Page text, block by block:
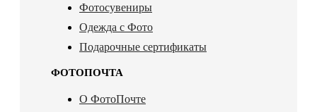
Фотосувениры
Одежда с Фото
Подарочные сертификаты
ФОТОПОЧТА
О ФотоПочте